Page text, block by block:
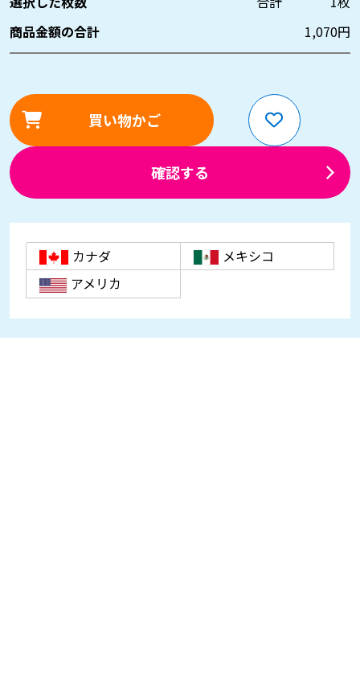
商品金額の合計
1,070円
買い物かご
確認する
カナダ
メキシコ
アメリカ